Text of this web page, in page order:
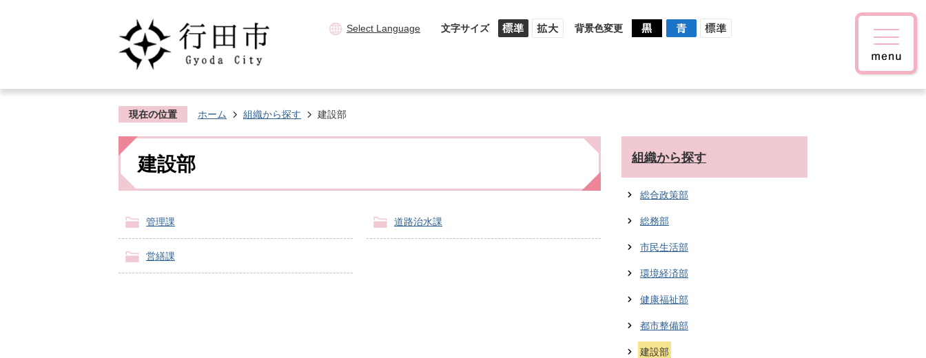
Select Language 文字サイズ 背景色変更
現在の位置 ホーム 組織から探す 建設部
建設部
管理課 道路治水課
営繕課
組織から探す
総合政策部
総務部
市民生活部
環境経済部
健康福祉部
都市整備部
建設部